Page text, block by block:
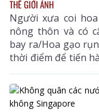
THẾ GIỚI ẢNH
Người xưa coi
nông thôn và có
bay ra/Hoa gạo
thời điểm để tiến